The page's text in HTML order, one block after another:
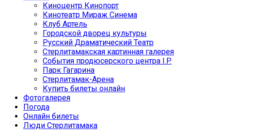
Киноцентр Кинопорт
Кинотеатр Мираж Синема
Клуб Артель
Городской дворец культуры
Русский Драматический Театр
Стерлитамакская картинная галерея
События продюсерского центра I.P.
Парк Гагарина
Стерлитамак-Арена
Купить билеты онлайн
Фотогалерея
Погода
Онлайн билеты
Люди Стерлитамака